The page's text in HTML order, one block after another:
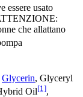
essere usato
che allattano
Glycerin, Glyceryl
Oil[1],